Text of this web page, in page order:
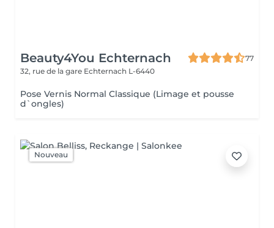
Beauty4You Echternach
77
32, rue de la gare Echternach L-6440
Pose Vernis Normal Classique (Limage et pousse
d`ongles)
Nouveau